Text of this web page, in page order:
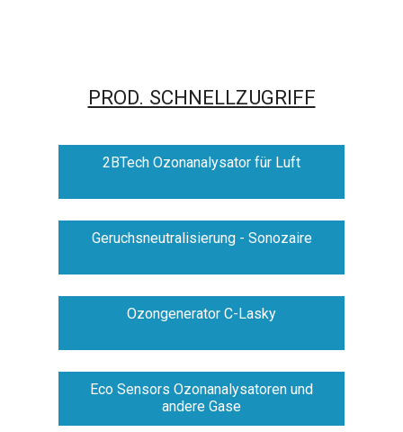
PROD. SCHNELLZUGRIFF
2BTech Ozonanalysator für Luft
Geruchsneutralisierung - Sonozaire
Ozongenerator C-Lasky
Eco Sensors Ozonanalysatoren und
andere Gase